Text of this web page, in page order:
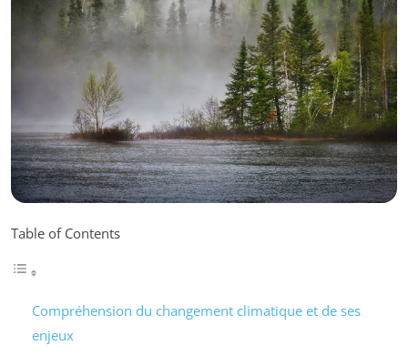
Table of Contents
Compréhension du changement climatique et de ses
enjeux